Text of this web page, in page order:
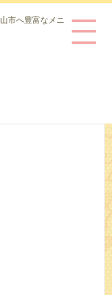
市へ豊富なメニ